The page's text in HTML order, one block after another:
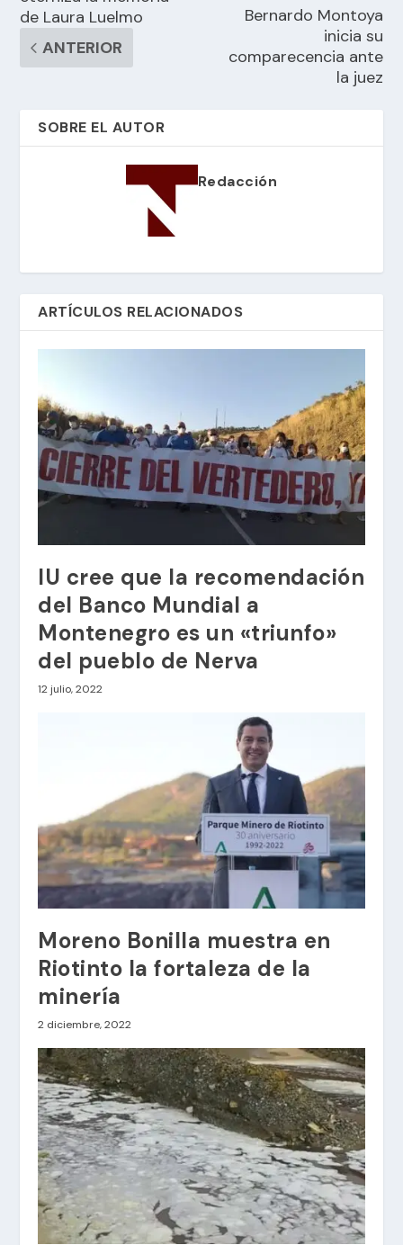
de Laura Luelmo
ANTERIOR
Bernardo Montoya
inicia su
comparecencia ante
la juez
SOBRE EL AUTOR
Redacción
ARTÍCULOS RELACIONADOS
IU cree que la recomendación
del Banco Mundial a
Montenegro es un «triunfo»
del pueblo de Nerva
12 julio, 2022
Moreno Bonilla muestra en
Riotinto la fortaleza de la
minería
2 diciembre, 2022